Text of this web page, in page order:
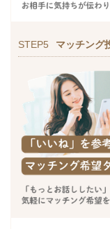
STEP5 マッチング